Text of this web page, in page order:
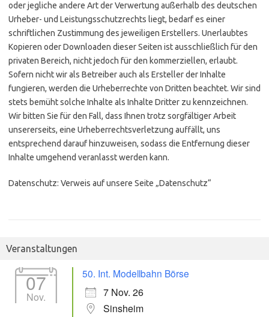
oder jegliche andere Art der Verwertung außerhalb des deutschen
Urheber- und Leistungsschutzrechts liegt, bedarf es einer
schriftlichen Zustimmung des jeweiligen Erstellers. Unerlaubtes
Kopieren oder Downloaden dieser Seiten ist ausschließlich für den
privaten Bereich, nicht jedoch für den kommerziellen, erlaubt.
Sofern nicht wir als Betreiber auch als Ersteller der Inhalte
fungieren, werden die Urheberrechte von Dritten beachtet. Wir sind
stets bemüht solche Inhalte als Inhalte Dritter zu kennzeichnen.
Wir bitten Sie für den Fall, dass Ihnen trotz sorgfältiger Arbeit
unsererseits, eine Urheberrechtsverletzung auffällt, uns
entsprechend darauf hinzuweisen, sodass die Entfernung dieser
Inhalte umgehend veranlasst werden kann.
Datenschutz: Verweis auf unsere Seite „Datenschutz“
Veranstaltungen
07
Nov.
50. Int. Modellbahn Börse
7 Nov. 26
Sinsheim